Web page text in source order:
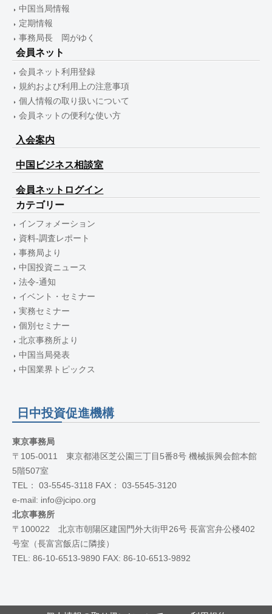
中国当局情報
定期情報
事務局長 岡がゆく
会員ネット
会員ネット利用登録
規約および利用上の注意事項
個人情報の取り扱いについて
会員ネットの便利な使い方
入会案内
中国ビジネス相談室
会員ネットログイン
カテゴリー
インフォメーション
資料-調査レポート
事務局より
中国投資ニュース
法令-通知
イベント・セミナー
実務セミナー
個別セミナー
北京事務所より
中国当局発表
中国業界トピックス
日中投資促進機構
東京事務局
〒105-0011 東京都港区芝公園三丁目5番8号 機械振興会館本館
5階507室
TEL： 03-5545-3118 FAX： 03-5545-3120
e-mail: info@jcipo.org
北京事務所
〒100022 北京市朝陽区建国門外大街甲26号 長富宮弁公楼402
号室（長富宮飯店に隣接）
TEL: 86-10-6513-9890 FAX: 86-10-6513-9892